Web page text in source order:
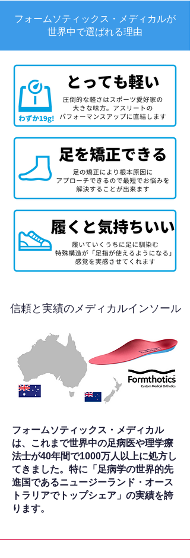
フォームソティックス・メディカルが
世界中で選ばれる理由
信頼と実績のメディカルインソール
フォームソティックス・メディカル
は、これまで世界中の足病医や理学療
法士が40年間で1000万人以上に処方し
てきました。特に「足病学の世界的先
進国であるニュージーランド・オース
トラリアでトップシェア」の実績を誇
ります。